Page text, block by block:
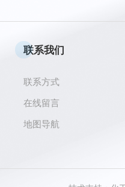
联系我们
联系方式
在线留言
地图导航